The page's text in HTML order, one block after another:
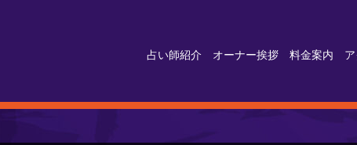
占い師紹介 オーナー挨拶 料金案内